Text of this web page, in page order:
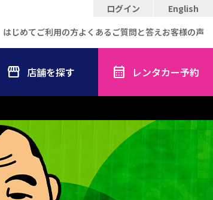
ログイン
English
はじめてご利用の方よくあるご質問と答えお客様の声
店舗を探す レンタカー予約